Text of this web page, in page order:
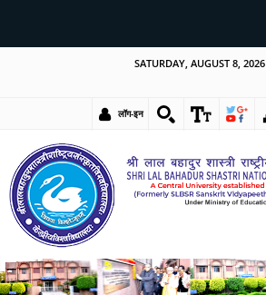
SATURDAY, AUGUST 8, 2026
लॉग-इन